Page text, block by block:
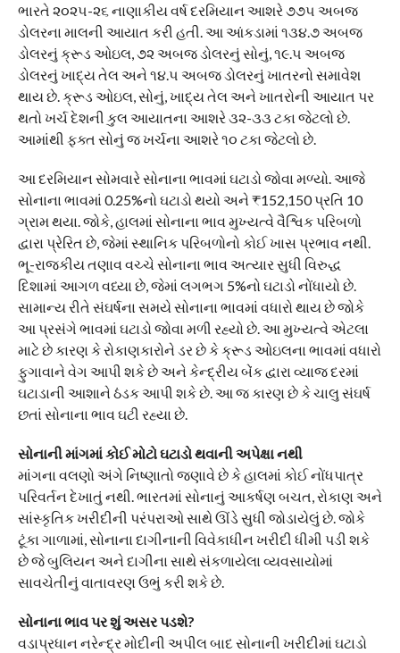
ભારતે ૨૦૨૫-૨૬ નાણાકીય વર્ષ દરમિયાન આશરે ૭૭૫ અબજ
ડોલરના માલની આયાત કરી હતી. આ આંકડામાં ૧૩૪.૭ અબજ
ડોલરનું ક્રૂડ ઓઇલ, ૭૨ અબજ ડોલરનું સોનું, ૧૯.૫ અબજ
ડોલરનું ખાદ્ય તેલ અને ૧૪.૫ અબજ ડોલરનું ખાતરનો સમાવેશ
થાય છે. ક્રૂડ ઓઇલ, સોનું, ખાદ્ય તેલ અને ખાતરોની આયાત પર
થતો ખર્ચ દેશની કુલ આયાતના આશરે ૩૨-૩૩ ટકા જેટલો છે.
આમાંથી ફક્ત સોનું જ ખર્ચના આશરે ૧૦ ટકા જેટલો છે.
આ દરમિયાન સોમવારે સોનાના ભાવમાં ઘટાડો જોવા મળ્યો. આજે
સોનાના ભાવમાં 0.25%નો ઘટાડો થયો અને ₹152,150 પ્રતિ 10
ગ્રામ થયા. જોકે, હાલમાં સોનાના ભાવ મુખ્યત્વે વૈશ્વિક પરિબળો
દ્વારા પ્રેરિત છે, જેમાં સ્થાનિક પરિબળોનો કોઈ ખાસ પ્રભાવ નથી.
ભૂ-રાજકીય તણાવ વચ્ચે સોનાના ભાવ અત્યાર સુધી વિરુદ્ધ
દિશામાં આગળ વધ્યા છે, જેમાં લગભગ 5%નો ઘટાડો નોંધાયો છે.
સામાન્ય રીતે સંઘર્ષના સમયે સોનાના ભાવમાં વધારો થાય છે જોકે
આ પ્રસંગે ભાવમાં ઘટાડો જોવા મળી રહ્યો છે. આ મુખ્યત્વે એટલા
માટે છે કારણ કે રોકાણકારોને ડર છે કે ક્રૂડ ઓઇલના ભાવમાં વધારો
ફુગાવાને વેગ આપી શકે છે અને કેન્દ્રીય બેંક દ્વારા વ્યાજ દરમાં
ઘટાડાની આશાને ઠંડક આપી શકે છે. આ જ કારણ છે કે ચાલુ સંઘર્ષ
છતાં સોનાના ભાવ ઘટી રહ્યા છે.
સોનાની માંગમાં કોઈ મોટો ઘટાડો થવાની અપેક્ષા નથી
માંગના વલણો અંગે નિષ્ણાતો જણાવે છે કે હાલમાં કોઈ નોંધપાત્ર
પરિવર્તન દેખાતું નથી. ભારતમાં સોનાનું આકર્ષણ બચત, રોકાણ અને
સાંસ્કૃતિક ખરીદીની પરંપરાઓ સાથે ઊંડે સુધી જોડાયેલું છે. જોકે
ટૂંકા ગાળામાં, સોનાના દાગીનાની વિવેકાધીન ખરીદી ધીમી પડી શકે
છે જે બુલિયન અને દાગીના સાથે સંકળાયેલા વ્યવસાયોમાં
સાવચેતીનું વાતાવરણ ઉભું કરી શકે છે.
સોનાના ભાવ પર શું અસર પડશે?
વડાપ્રધાન નરેન્દ્ર મોદીની અપીલ બાદ સોનાની ખરીદીમાં ઘટાડો